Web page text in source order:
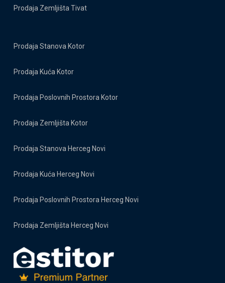
Prodaja Zemljišta Tivat
Prodaja Stanova Kotor
Prodaja Kuća Kotor
Prodaja Poslovnih Prostora Kotor
Prodaja Zemljišta Kotor
Prodaja Stanova Herceg Novi
Prodaja Kuća Herceg Novi
Prodaja Poslovnih Prostora Herceg Novi
Prodaja Zemljišta Herceg Novi